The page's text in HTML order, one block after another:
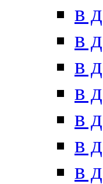
в
в
в
в
в
в
в